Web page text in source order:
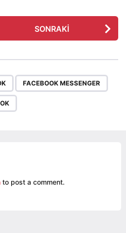
SONRAKI
FACEBOOK MESSENGER
to post a comment.